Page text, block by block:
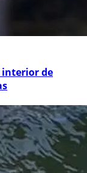
interior de